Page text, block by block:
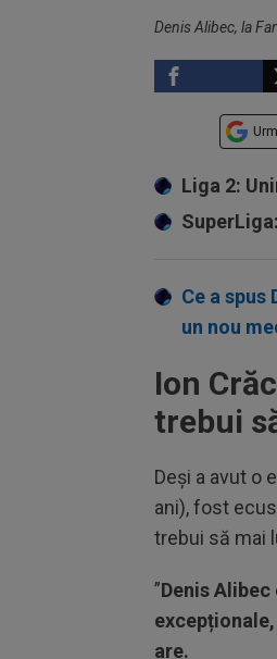
Denis Alibec, la
Liga 2:
Ce a
un nou
Ion
trebui
Deși a avut o
ani), fost
trebui să mai
”Denis
are.